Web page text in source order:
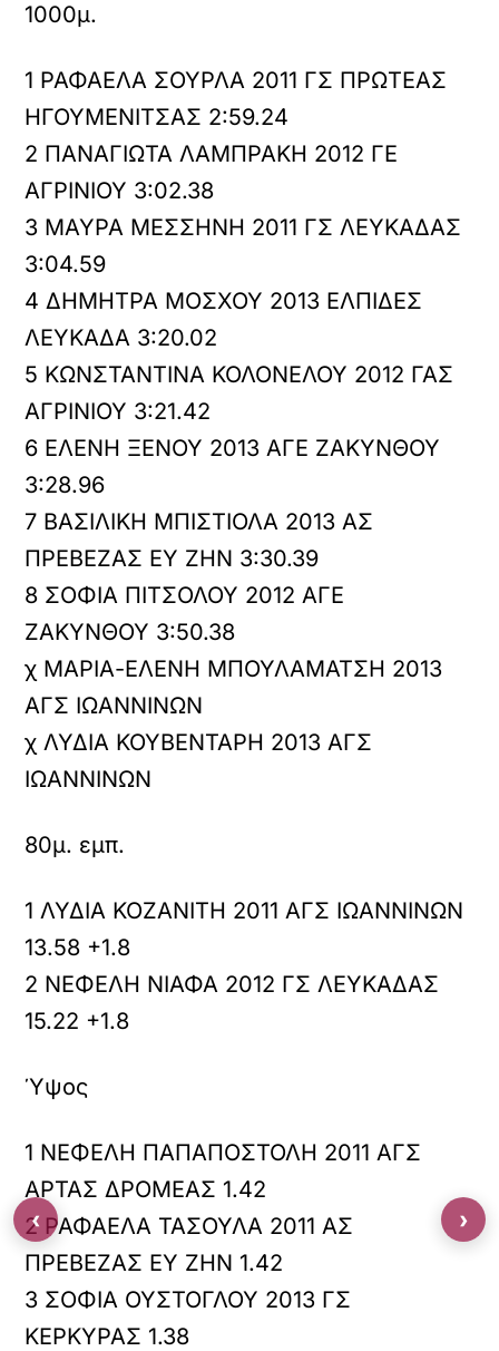
1000μ.
1 ΡΑΦΑΕΛΑ ΣΟΥΡΛΑ 2011 ΓΣ ΠΡΩΤΕΑΣ
ΗΓΟΥΜΕΝΙΤΣΑΣ 2:59.24
2 ΠΑΝΑΓΙΩΤΑ ΛΑΜΠΡΑΚΗ 2012 ΓΕ
ΑΓΡΙΝΙΟΥ 3:02.38
3 ΜΑΥΡΑ ΜΕΣΣΗΝΗ 2011 ΓΣ ΛΕΥΚΑΔΑΣ
3:04.59
4 ΔΗΜΗΤΡΑ ΜΟΣΧΟΥ 2013 ΕΛΠΙΔΕΣ
ΛΕΥΚΑΔΑ 3:20.02
5 ΚΩΝΣΤΑΝΤΙΝΑ ΚΟΛΟΝΕΛΟΥ 2012 ΓΑΣ
ΑΓΡΙΝΙΟΥ 3:21.42
6 ΕΛΕΝΗ ΞΕΝΟΥ 2013 ΑΓΕ ΖΑΚΥΝΘΟΥ
3:28.96
7 ΒΑΣΙΛΙΚΗ ΜΠΙΣΤΙΟΛΑ 2013 ΑΣ
ΠΡΕΒΕΖΑΣ ΕΥ ΖΗΝ 3:30.39
8 ΣΟΦΙΑ ΠΙΤΣΟΛΟΥ 2012 ΑΓΕ
ΖΑΚΥΝΘΟΥ 3:50.38
χ ΜΑΡΙΑ-ΕΛΕΝΗ ΜΠΟΥΛΑΜΑΤΣΗ 2013
ΑΓΣ ΙΩΑΝΝΙΝΩΝ
χ ΛΥΔΙΑ ΚΟΥΒΕΝΤΑΡΗ 2013 ΑΓΣ
ΙΩΑΝΝΙΝΩΝ
80μ. εμπ.
1 ΛΥΔΙΑ ΚΟΖΑΝΙΤΗ 2011 ΑΓΣ ΙΩΑΝΝΙΝΩΝ
13.58 +1.8
2 ΝΕΦΕΛΗ ΝΙΑΦΑ 2012 ΓΣ ΛΕΥΚΑΔΑΣ
15.22 +1.8
Ύψος
1 ΝΕΦΕΛΗ ΠΑΠΑΠΟΣΤΟΛΗ 2011 ΑΓΣ
ΑΡΤΑΣ ΔΡΟΜΕΑΣ 1.42
2 ΡΑΦΑΕΛΑ ΤΑΣΟΥΛΑ 2011 ΑΣ
ΠΡΕΒΕΖΑΣ ΕΥ ΖΗΝ 1.42
3 ΣΟΦΙΑ ΟΥΣΤΟΓΛΟΥ 2013 ΓΣ
ΚΕΡΚΥΡΑΣ 1.38
‹ ›